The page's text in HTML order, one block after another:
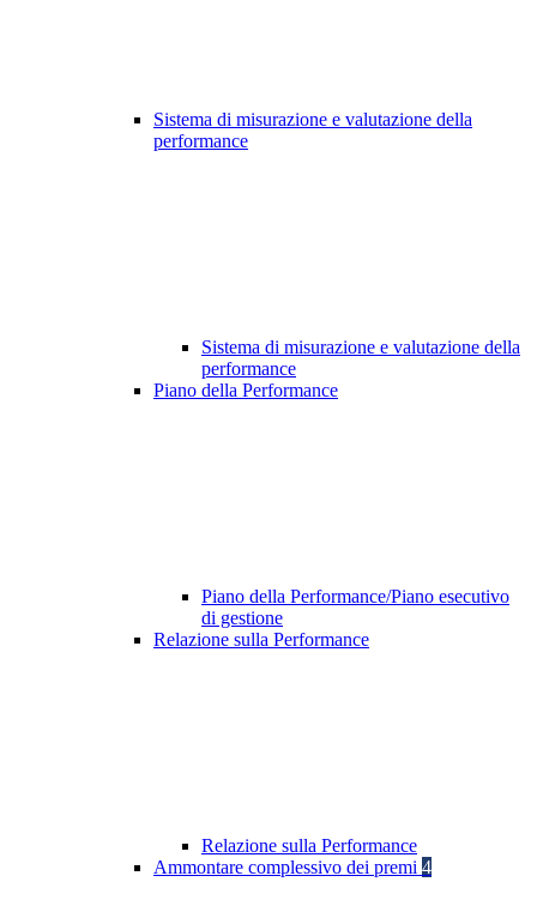
Sistema di misurazione e valutazione della
performance
Sistema di misurazione e valutazione della
performance
Piano della Performance
Piano della Performance/Piano esecutivo
di gestione
Relazione sulla Performance
Relazione sulla Performance
Ammontare complessivo dei premi 4